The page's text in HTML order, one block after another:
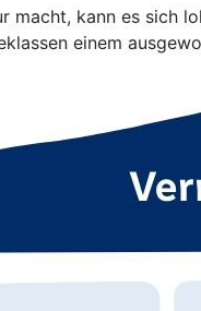
kann es sich
einem